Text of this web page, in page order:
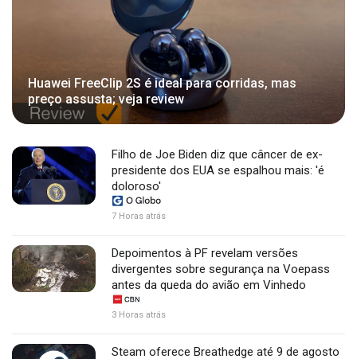
Huawei FreeClip 2S é ideal para corridas, mas
preço assusta; veja review
Filho de Joe Biden diz que câncer de ex-
presidente dos EUA se espalhou mais: 'é
doloroso'
7 Horas atrás
Depoimentos à PF revelam versões
divergentes sobre segurança na Voepass
antes da queda do avião em Vinhedo
3 Horas atrás
Steam oferece Breathedge até 9 de agosto